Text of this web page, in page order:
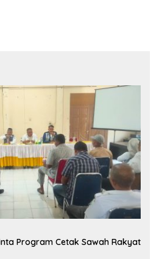
Program Cetak Sawah Rakyat